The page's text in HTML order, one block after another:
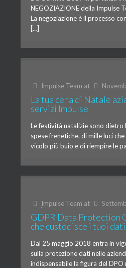
NEGOZIAZIONE della Impulse
La negoziazione è il processo
[…]
Impulse Team at
La tua cena di Natale
servizi Impulse
Le festività natalizie sono dietro
spese frenetiche, di mille luci
vicolo più buio e di riempire le
Impulse Team at
GDPR Data Protection
che custodisce i tuoi
Dal 25 maggio 2018 entra in
sulla protezione dati nelle
indispensabile la figura del DPO